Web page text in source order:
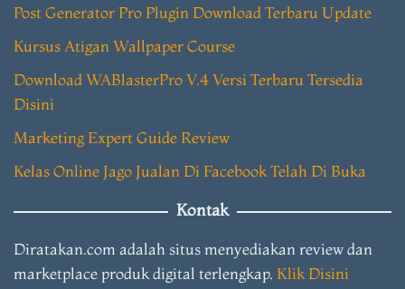
Post Generator Pro Plugin Download Terbaru Update
Kursus Atigan Wallpaper Course
Download WABlasterPro V.4 Versi Terbaru Tersedia
Disini
Marketing Expert Guide Review
Kelas Online Jago Jualan Di Facebook Telah Di Buka
Kontak
Diratakan.com adalah situs menyediakan review dan
marketplace produk digital terlengkap. Klik Disini